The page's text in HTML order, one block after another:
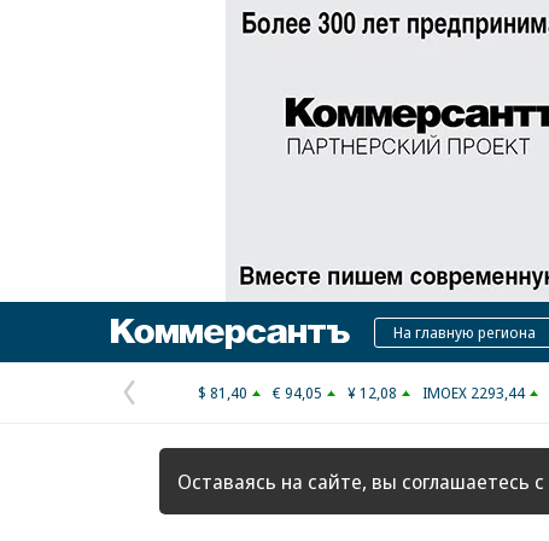
КоммерсантъНа главную региона
Предыдущая
страница
$ 81,40 € 94,05 ¥ 12,08 IMOEX 2293,44
Оставаясь на сайте, вы соглашаетесь с